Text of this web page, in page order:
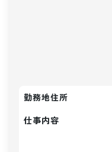
勤務地住所
仕事内容